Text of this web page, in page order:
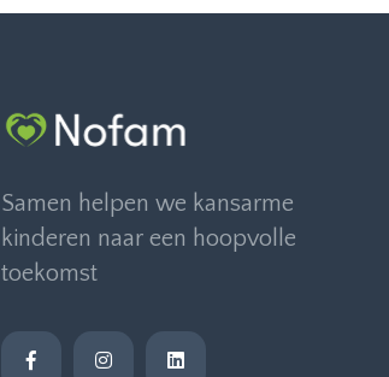
Samen helpen we kansarme
kinderen naar een hoopvolle
toekomst